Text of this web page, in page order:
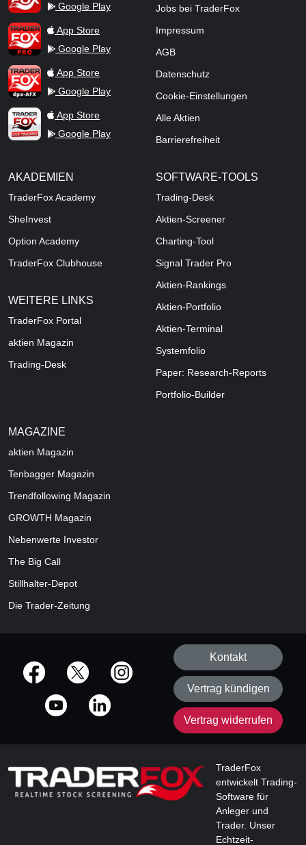
Google Play
TraderFox ProApp Store
Google Play
TraderFox dpa-AFX ProFeed
App Store
Google Play
TraderFox Live Trading
App Store
Google Play
Jobs bei TraderFox
Impressum
AGB
Datenschutz
Cookie-Einstellungen
Alle Aktien
Barrierefreiheit
AKADEMIEN
TraderFox Academy
SheInvest
Option Academy
TraderFox Clubhouse
WEITERE LINKS
TraderFox Portal
aktien Magazin
Trading-Desk
SOFTWARE-TOOLS
Trading-Desk
Aktien-Screener
Charting-Tool
Signal Trader Pro
Aktien-Rankings
Aktien-Portfolio
Aktien-Terminal
Systemfolio
Paper: Research-Reports
Portfolio-Builder
MAGAZINE
aktien Magazin
Tenbagger Magazin
Trendfollowing Magazin
GROWTH Magazin
Nebenwerte Investor
The Big Call
Stillhalter-Depot
Die Trader-Zeitung
offizielle Social Media-Accounts
Kontakt
Vertrag kündigen
Vertrag widerrufen
TraderFox
entwickelt Trading-
Software für
Anleger und
Trader. Unser
Echtzeit-